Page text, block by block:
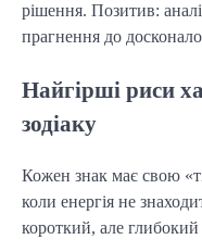
рішення. Позитив:
прагнення до
Найгірші риси
зодіаку
Кожен знак має свою
коли енергія не
короткий, але глибокий